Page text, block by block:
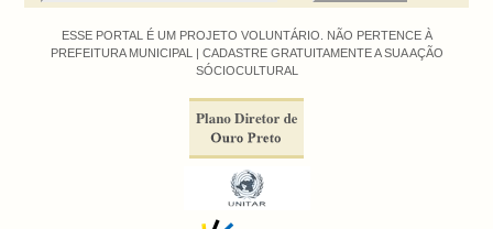
ESSE PORTAL É UM PROJETO VOLUNTÁRIO. NÃO PERTENCE À
PREFEITURA MUNICIPAL | CADASTRE GRATUITAMENTE A SUA AÇÃO
SÓCIOCULTURAL